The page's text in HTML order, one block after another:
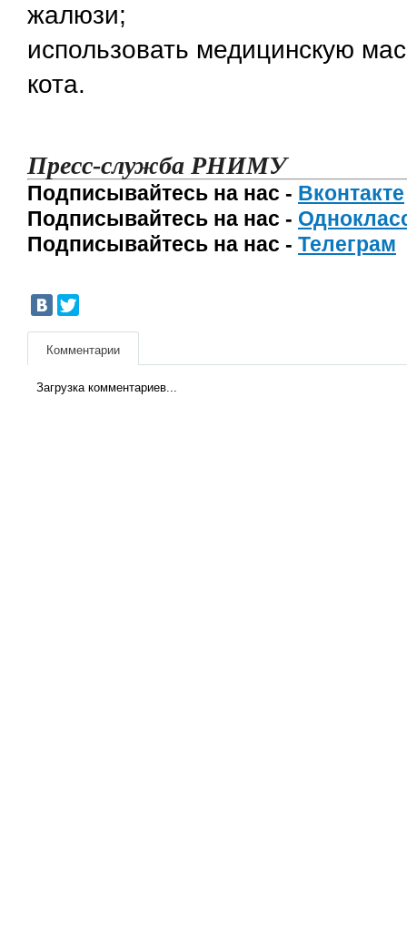
жалюзи;
использовать медицинскую
кота.
Пресс-служба РНИМУ
Подписывайтесь на нас - Вконтакте
Подписывайтесь на нас -
Подписывайтесь на нас - Телеграм
Комментарии
Загрузка комментариев...